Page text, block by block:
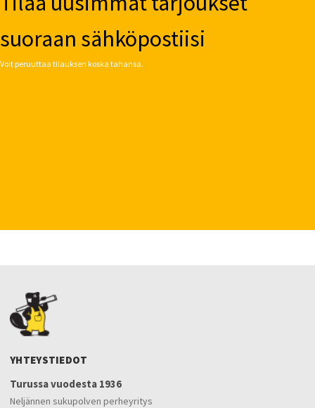
suoraan sähköpostiisi
Voit peruuttaa tilauksen koska tahansa.
YHTEYSTIEDOT
Turussa vuodesta 1936
Neljännen sukupolven perheyritys